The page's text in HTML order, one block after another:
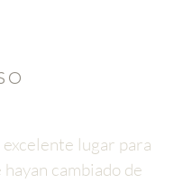
lugar para
cambiado de